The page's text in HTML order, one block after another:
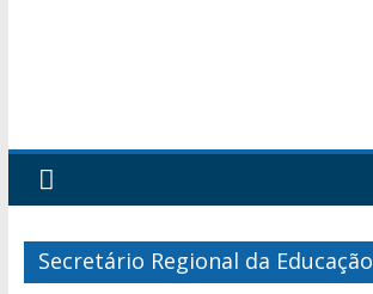
Secretário Regional da Educação